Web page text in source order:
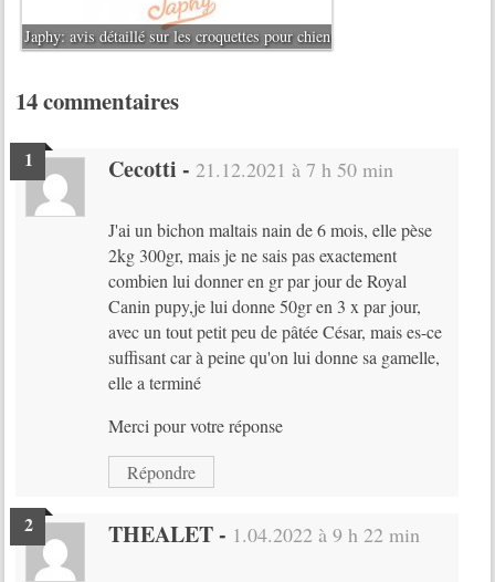
Japhy: avis détaillé sur les croquettes pour chien
14 commentaires
Cecotti - 21.12.2021 à 7 h 50 min
J'ai un bichon maltais nain de 6 mois, elle pèse
2kg 300gr, mais je ne sais pas exactement
combien lui donner en gr par jour de Royal
Canin pupy,je lui donne 50gr en 3 x par jour,
avec un tout petit peu de pâtée César, mais es-ce
suffisant car à peine qu'on lui donne sa gamelle,
elle a terminé
Merci pour votre réponse
Répondre
THEALET - 1.04.2022 à 9 h 22 min